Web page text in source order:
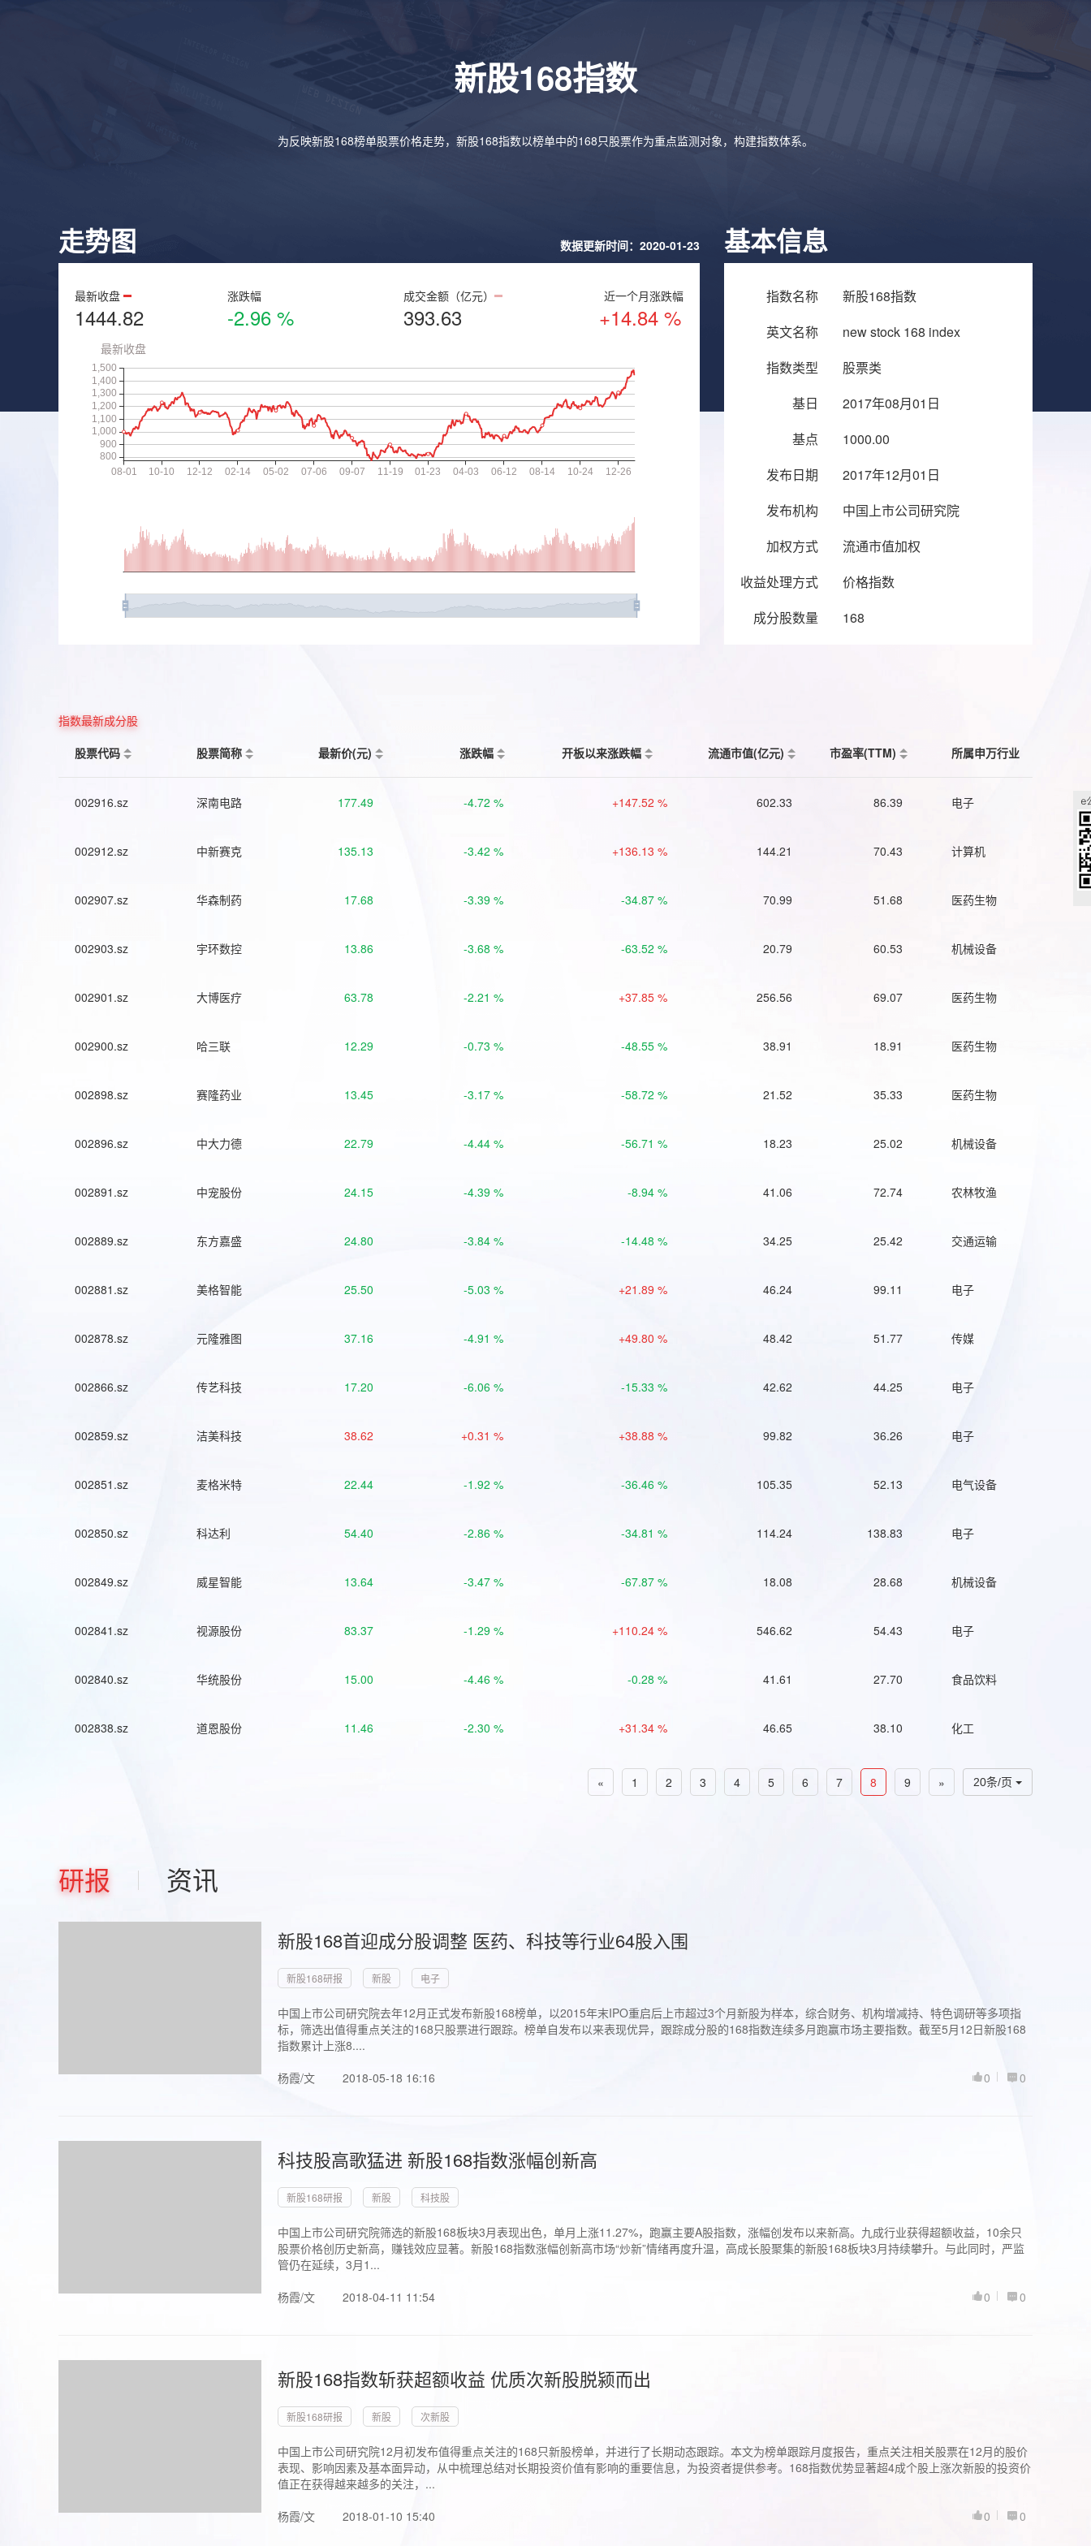
新股168指数
为反映新股168榜单股票价格走势，新股168指数以榜单中的168只股票作为重点监测对象，构建指数体系。
走势图 数据更新时间：2020-01-23
最新收盘
1444.82
涨跌幅
-2.96 %
成交金额（亿元）
393.63
近一个月涨跌幅
+14.84 %
基本信息
指数名称
新股168指数
英文名称
new stock 168 index
指数类型
股票类
基日
2017年08月01日
基点
1000.00
发布日期
2017年12月01日
发布机构
中国上市公司研究院
加权方式
流通市值加权
收益处理方式
价格指数
成分股数量
168
指数最新成分股
股票代码
股票简称 最新价(元) 涨跌幅 开板以来涨跌幅 流通市值(亿元) 市盈率(TTM) 所属申万行业
002916.sz 深南电路 177.49 -4.72 % +147.52 % 602.33 86.39 电子
002912.sz 中新赛克 135.13 -3.42 % +136.13 % 144.21 70.43 计算机
002907.sz 华森制药 17.68 -3.39 % -34.87 % 70.99 51.68 医药生物
002903.sz 宇环数控 13.86 -3.68 % -63.52 % 20.79 60.53 机械设备
002901.sz 大博医疗 63.78 -2.21 % +37.85 % 256.56 69.07 医药生物
002900.sz 哈三联 12.29 -0.73 % -48.55 % 38.91 18.91 医药生物
002898.sz 赛隆药业 13.45 -3.17 % -58.72 % 21.52 35.33 医药生物
002896.sz 中大力德 22.79 -4.44 % -56.71 % 18.23 25.02 机械设备
002891.sz 中宠股份 24.15 -4.39 % -8.94 % 41.06 72.74 农林牧渔
002889.sz 东方嘉盛 24.80 -3.84 % -14.48 % 34.25 25.42 交通运输
002881.sz 美格智能 25.50 -5.03 % +21.89 % 46.24 99.11 电子
002878.sz 元隆雅图 37.16 -4.91 % +49.80 % 48.42 51.77 传媒
002866.sz 传艺科技 17.20 -6.06 % -15.33 % 42.62 44.25 电子
002859.sz 洁美科技 38.62 +0.31 % +38.88 % 99.82 36.26 电子
002851.sz 麦格米特 22.44 -1.92 % -36.46 % 105.35 52.13 电气设备
002850.sz 科达利 54.40 -2.86 % -34.81 % 114.24 138.83 电子
002849.sz 威星智能 13.64 -3.47 % -67.87 % 18.08 28.68 机械设备
002841.sz 视源股份 83.37 -1.29 % +110.24 % 546.62 54.43 电子
002840.sz 华统股份 15.00 -4.46 % -0.28 % 41.61 27.70 食品饮料
002838.sz 道恩股份 11.46 -2.30 % +31.34 % 46.65 38.10 化工
20条/页
« 1 2 3 4 5 6 7 8 9 »
研报 资讯
新股168首迎成分股调整 医药、科技等行业64股入围
新股168研报 新股 电子
中国上市公司研究院去年12月正式发布新股168榜单，以2015年末IPO重启后上市超过3个月新股为样本，综合财务、机构增减持、特色调研等多项指
标，筛选出值得重点关注的168只股票进行跟踪。榜单自发布以来表现优异，跟踪成分股的168指数连续多月跑赢市场主要指数。截至5月12日新股168
指数累计上涨8....
杨霞/文
2018-05-18 16:16 0
0
科技股高歌猛进 新股168指数涨幅创新高
新股168研报 新股 科技股
中国上市公司研究院筛选的新股168板块3月表现出色，单月上涨11.27%，跑赢主要A股指数，涨幅创发布以来新高。九成行业获得超额收益，10余只
股票价格创历史新高，赚钱效应显著。新股168指数涨幅创新高市场“炒新”情绪再度升温，高成长股聚集的新股168板块3月持续攀升。与此同时，严监
管仍在延续，3月1...
杨霞/文
2018-04-11 11:54 0
0
新股168指数斩获超额收益 优质次新股脱颍而出
新股168研报 新股 次新股
中国上市公司研究院12月初发布值得重点关注的168只新股榜单，并进行了长期动态跟踪。本文为榜单跟踪月度报告，重点关注相关股票在12月的股价
表现、影响因素及基本面异动，从中梳理总结对长期投资价值有影响的重要信息，为投资者提供参考。168指数优势显著超4成个股上涨次新股的投资价
值正在获得越来越多的关注，...
杨霞/文
2018-01-10 15:40 0
0